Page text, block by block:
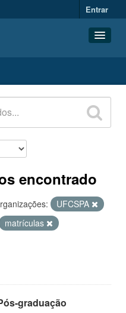
Entrar
encontrado
UFCSPA
matrículas
graduação